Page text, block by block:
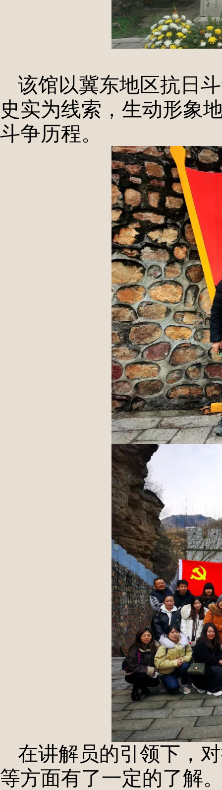
该馆以冀东地区抗日
史实为线索，生动形象
斗争历程。
在讲解员的引领下，
等方面有了一定的了解